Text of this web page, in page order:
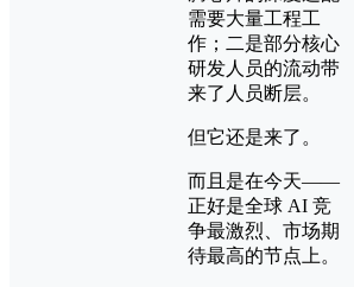
需要大量工程工
作；二是部分核心
研发人员的流动带
来了人员断层。
但它还是来了。
而且是在今天——
正好是全球 AI 竞
争最激烈、市场期
待最高的节点上。